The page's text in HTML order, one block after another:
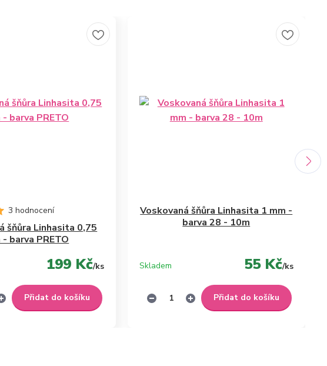
3 hodnocení
šňůra Linhasita 0,75
- barva PRETO
199 Kč/ks
Přidat do košíku
Voskovaná šňůra Linhasita 1 mm -
barva 28 - 10m
55 Kč/ks
Skladem
Přidat do košíku